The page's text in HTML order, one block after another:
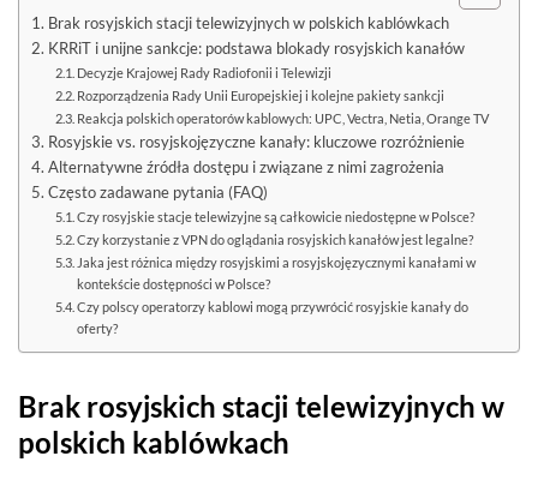
Brak rosyjskich stacji telewizyjnych w polskich kablówkach
KRRiT i unijne sankcje: podstawa blokady rosyjskich kanałów
Decyzje Krajowej Rady Radiofonii i Telewizji
Rozporządzenia Rady Unii Europejskiej i kolejne pakiety sankcji
Reakcja polskich operatorów kablowych: UPC, Vectra, Netia, Orange TV
Rosyjskie vs. rosyjskojęzyczne kanały: kluczowe rozróżnienie
Alternatywne źródła dostępu i związane z nimi zagrożenia
Często zadawane pytania (FAQ)
Czy rosyjskie stacje telewizyjne są całkowicie niedostępne w Polsce?
Czy korzystanie z VPN do oglądania rosyjskich kanałów jest legalne?
Jaka jest różnica między rosyjskimi a rosyjskojęzycznymi kanałami w
kontekście dostępności w Polsce?
Czy polscy operatorzy kablowi mogą przywrócić rosyjskie kanały do
oferty?
Brak rosyjskich stacji telewizyjnych w
polskich kablówkach